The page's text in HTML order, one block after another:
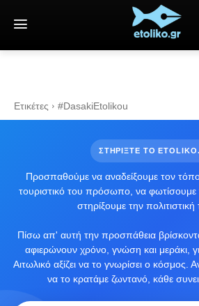
Ετικέτες #DasakiEtolikou
ΣΤΗΡΙΞΤΕ ΤΟ
Προσπαθούμε να αναδείξουμε τον
τουριστικό του πρόσωπο, να φωτίσουμε
στηρίξουμε την πολιτιστική
Πίσω απ' αυτή την προσπάθεια
αφιερώνουν χρόνο, γνώση και μεράκι,
Αιτωλικό αξίζει να το γνωρίσει ο κόσμος.
να το κρατάμε ζωντανό, κάθε